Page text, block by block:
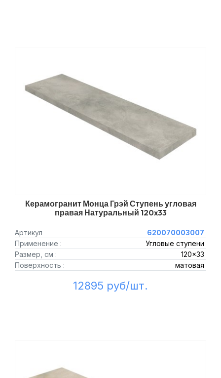
Керамогранит Монца Грэй Ступень угловая
правая Натуральный 120x33
Артикул
620070003007
Применение :
Угловые ступени
Размер, см :
120x33
Поверхность :
матовая
12895 руб/шт.